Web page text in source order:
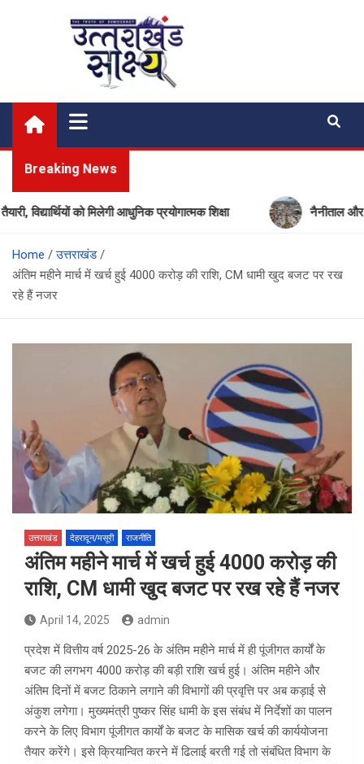
Uttarakhand Shakshya
My News Portal
Breaking News
को मिलेगी आधुनिक प्रयोगात्मक शिक्षा नैनीताल और मसूरी में
Home
उत्तराखंड
अंतिम महीने मार्च में खर्च हुई 4000 करोड़ की राशि, CM धामी खुद बजट पर रख
रहे हैं नजर
उत्तराखंड देहरादून/मसूरी राजनीति
अंतिम महीने मार्च में खर्च हुई 4000 करोड़ की
राशि, CM धामी खुद बजट पर रख रहे हैं नजर
April 14, 2025 admin
प्रदेश में वित्तीय वर्ष 2025-26 के अंतिम महीने मार्च में ही पूंजीगत कार्यों के
बजट की लगभग 4000 करोड़ की बड़ी राशि खर्च हुई। अंतिम महीने और
अंतिम दिनों में बजट ठिकाने लगाने की विभागों की प्रवृत्ति पर अब कड़ाई से
अंकुश लगेगा। मुख्यमंत्री पुष्कर सिंह धामी के इस संबंध में निर्देशों का पालन
करने के लिए विभाग पूंजीगत कार्यों के बजट के मासिक खर्च की कार्ययोजना
तैयार करेंगे। इसे क्रियान्वित करने में ढिलाई बरती गई तो संबंधित विभाग के